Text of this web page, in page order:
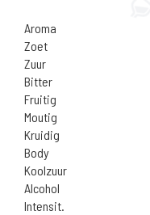
Aroma
Zoet
Zuur
Bitter
Fruitig
Moutig
Kruidig
Body
Koolzuur
Alcohol
Intensit.